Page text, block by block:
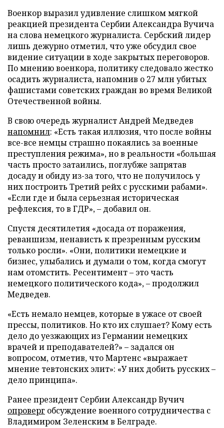
Военкор выразил удивление слишком мягкой
реакцией президента Сербии Александра Вучича
на слова немецкого журналиста. Сербский лидер
лишь дежурно отметил, что уже обсудил свое
видение ситуации в ходе закрытых переговоров.
По мнению военкора, политику следовало жестко
осадить журналиста, напомнив о 27 млн убитых
фашистами советских граждан во время Великой
Отечественной войны.
В свою очередь журналист Андрей Медведев
напомнил: «Есть такая иллюзия, что после войны
все-все немцы страшно покаялись за военные
преступления режима», но в реальности «большая
часть просто затаились, поглубже запрятав
досаду и обиду из-за того, что не получилось у
них построить Третий рейх с русскими рабами».
«Если где и была серьезная историческая
рефлексия, то в ГДР», – добавил он.
Спустя десятилетия «досада от поражения,
реваншизм, ненависть к презренным русским
только росли». «Они, политики немецкие и
бизнес, улыбались и думали о том, когда смогут
нам отомстить. Ресентимент – это часть
немецкого политического кода», – продолжил
Медведев.
«Есть немало немцев, которые в ужасе от своей
прессы, политиков. Но кто их слушает? Кому есть
дело до уезжающих из Германии немецких
врачей и преподавателей?» – задался он
вопросом, отметив, что Мартенс «выражает
мнение тевтонских элит»: «У них добить русских –
дело принципа».
Ранее президент Сербии Александр Вучич
опроверг обсуждение военного сотрудничества с
Владимиром Зеленским в Белграде.